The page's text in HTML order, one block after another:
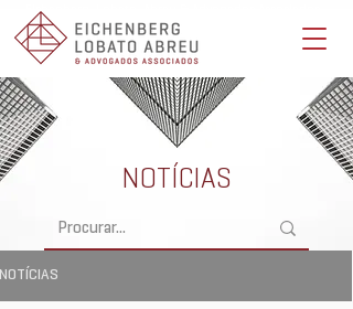
Eichenberg, Lobato, Abreu & Advogados Associados -
Advocacia Full Service
NOTÍCIAS
NOTÍCIAS